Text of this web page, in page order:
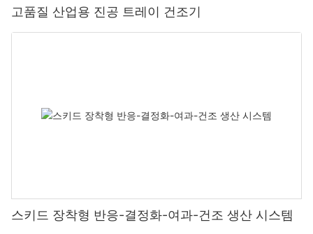
고품질 산업용 진공 트레이 건조기
스키드 장착형 반응-결정화-여과-건조 생산 시스템